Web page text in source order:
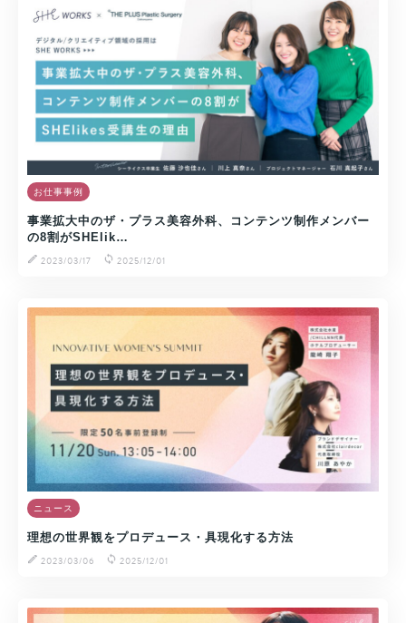
お仕事事例
事業拡大中のザ・プラス美容外科、コンテンツ制作メンバー
の8割がSHElik…
2023/03/17
2025/12/01
ニュース
理想の世界観をプロデュース・具現化する方法
2023/03/06
2025/12/01